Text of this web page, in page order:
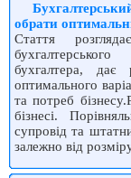
обрати
Стаття
бухгалтера, дає
оптимального
та потреб
бізнесі.
супровід та
залежно від